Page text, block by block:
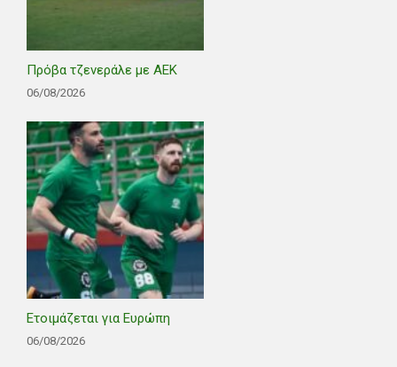
Πρόβα τζενεράλε με ΑΕΚ
06/08/2026
Ετοιμάζεται για Ευρώπη
06/08/2026